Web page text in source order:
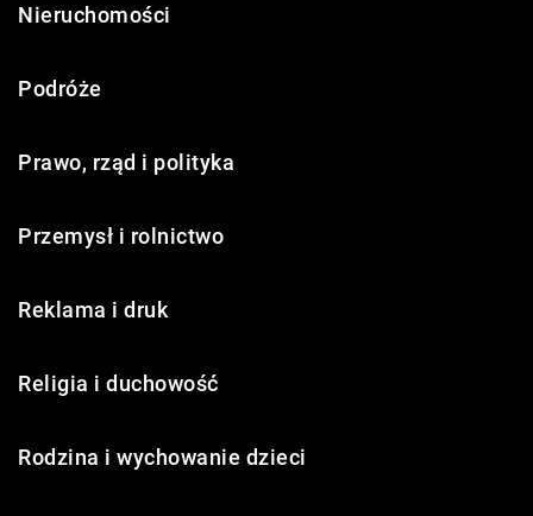
Nieruchomości
Podróże
Prawo, rząd i polityka
Przemysł i rolnictwo
Reklama i druk
Religia i duchowość
Rodzina i wychowanie dzieci